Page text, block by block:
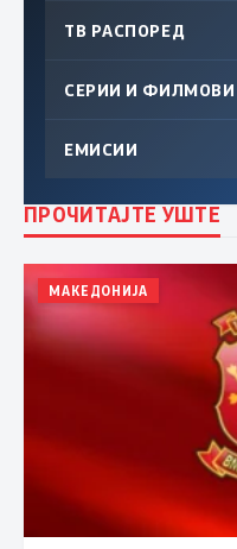
ТВ РАСПОРЕД
СЕРИИ И ФИЛМОВИ
ЕМИСИИ
ПРОЧИТАЈТЕ УШТЕ
МАКЕДОНИЈА